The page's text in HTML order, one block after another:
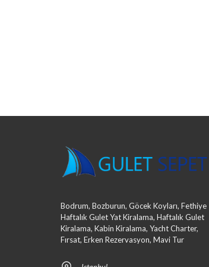
Bodrum, Bozburun, Göcek Koyları, Fethiye
Haftalık Gulet Yat Kiralama, Haftalık Gulet
Kiralama, Kabin Kiralama, Yacht Charter,
Fırsat, Erken Rezervasyon, Mavi Tur